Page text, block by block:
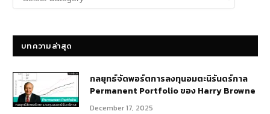
หมู่
บทความล่าสุด
กลยุทธ์​จัดพอร์ตการลงทุนอมตะนิรันดร์กาล
Permanent Portfolio ของ Harry Browne
December 17, 2025